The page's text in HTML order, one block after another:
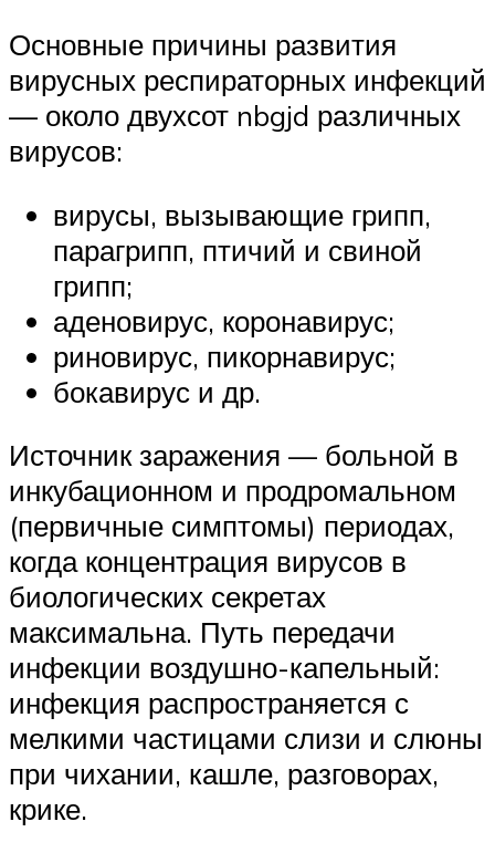
Основные причины развития
вирусных респираторных инфекций
— около двухсот nbgjd различных
вирусов:
вирусы, вызывающие грипп,
парагрипп, птичий и свиной
грипп;
аденовирус, коронавирус;
риновирус, пикорнавирус;
бокавирус и др.
Источник заражения — больной в
инкубационном и продромальном
(первичные симптомы) периодах,
когда концентрация вирусов в
биологических секретах
максимальна. Путь передачи
инфекции воздушно-капельный:
инфекция распространяется с
мелкими частицами слизи и слюны
при чихании, кашле, разговорах,
крике.